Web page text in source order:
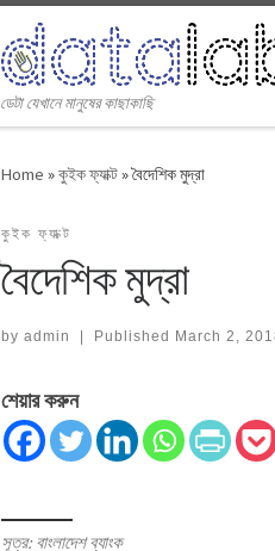
ডেটা যেখানে মানুষের কাছাকাছি
Home »কুইক ফ্যাক্ট»বৈদেশিক মুদ্রা
কুইক ফ্যাক্ট
বৈদেশিক মুদ্রা
by admin | Published March 2,
শেয়ার করুন
সূত্র: বাংলাদেশ ব্যাংক